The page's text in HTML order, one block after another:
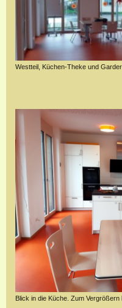
Westteil, Küchen-Theke und
Blick in die Küche. Zum Vergrößern